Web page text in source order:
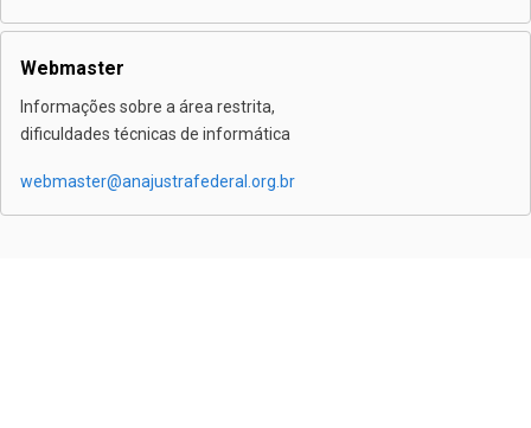
Webmaster
Informações sobre a área restrita,
dificuldades técnicas de informática
webmaster@anajustrafederal.org.br